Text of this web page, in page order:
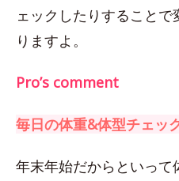
ェックしたりすること
りますよ。
Pro’s comment
毎日の体重&体型チェッ
年末年始だからといっ